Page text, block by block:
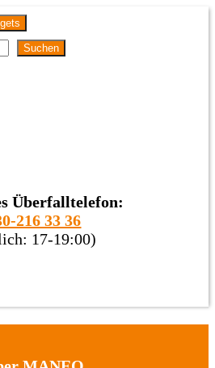
in Berlin
Suchen
Überfalltelefon:
216 33 36
17-19:00)